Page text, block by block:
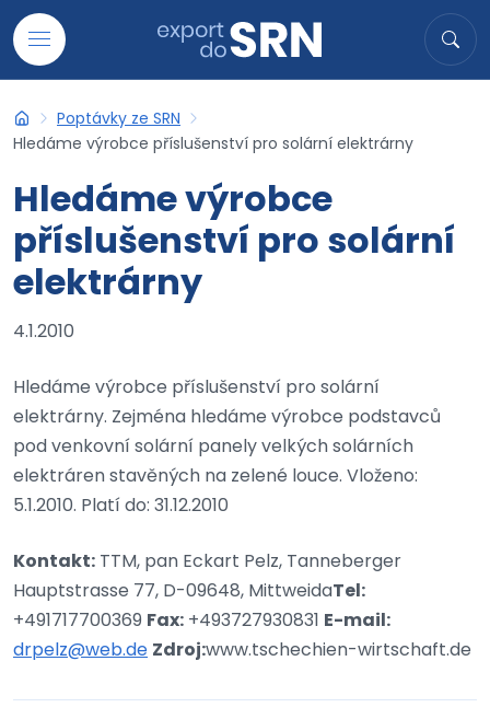
Přejít na obsah
Hledat
Export do SRN
Poptávky ze SRN
Hledáme výrobce příslušenství pro solární elektrárny
Hledáme výrobce
příslušenství pro solární
elektrárny
4.1.2010
Hledáme výrobce příslušenství pro solární
elektrárny. Zejména hledáme výrobce podstavců
pod venkovní solární panely velkých solárních
elektráren stavěných na zelené louce. Vloženo:
5.1.2010. Platí do: 31.12.2010
Kontakt: TTM, pan Eckart Pelz, Tanneberger
Hauptstrasse 77, D-09648, MittweidaTel:
+491717700369 Fax: +493727930831 E-mail:
drpelz@web.de Zdroj:www.tschechien-wirtschaft.de